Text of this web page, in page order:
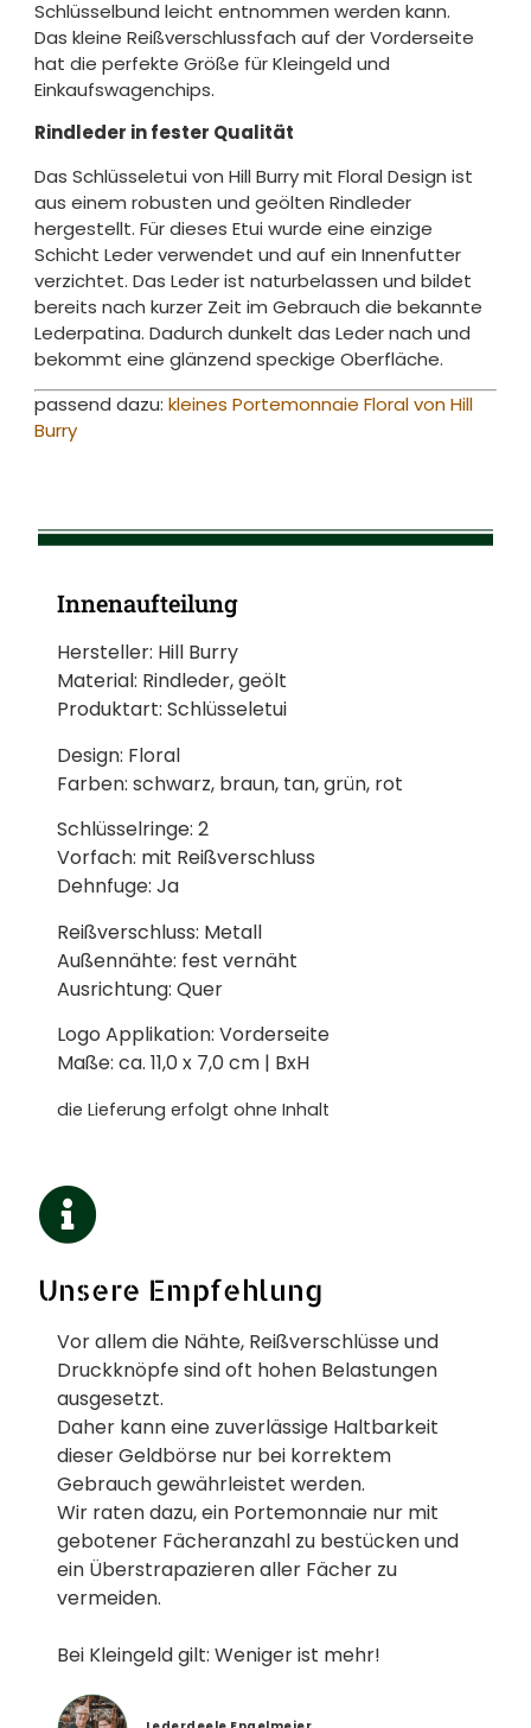
Schlüsselbund leicht entnommen werden kann.
Das kleine Reißverschlussfach auf der Vorderseite
hat die perfekte Größe für Kleingeld und
Einkaufswagenchips.
Rindleder in fester Qualität
Das Schlüsseletui von Hill Burry mit Floral Design ist
aus einem robusten und geölten Rindleder
hergestellt. Für dieses Etui wurde eine einzige
Schicht Leder verwendet und auf ein Innenfutter
verzichtet. Das Leder ist naturbelassen und bildet
bereits nach kurzer Zeit im Gebrauch die bekannte
Lederpatina. Dadurch dunkelt das Leder nach und
bekommt eine glänzend speckige Oberfläche.
passend dazu:kleines Portemonnaie Floral von Hill
Burry
Innenaufteilung
Hersteller: Hill Burry
Material: Rindleder, geölt
Produktart: Schlüsseletui
Design: Floral
Farben: schwarz, braun, tan, grün, rot
Schlüsselringe: 2
Vorfach: mit Reißverschluss
Dehnfuge: Ja
Reißverschluss: Metall
Außennähte: fest vernäht
Ausrichtung: Quer
Logo Applikation: Vorderseite
Maße: ca. 11,0 x 7,0 cm | BxH
die Lieferung erfolgt ohne Inhalt
Unsere Empfehlung
Vor allem die Nähte, Reißverschlüsse und
Druckknöpfe sind oft hohen Belastungen
ausgesetzt.
Daher kann eine zuverlässige Haltbarkeit
dieser Geldbörse nur bei korrektem
Gebrauch gewährleistet werden.
Wir raten dazu, ein Portemonnaie nur mit
gebotener Fächeranzahl zu bestücken und
ein Überstrapazieren aller Fächer zu
vermeiden.
Bei Kleingeld gilt: Weniger ist mehr!